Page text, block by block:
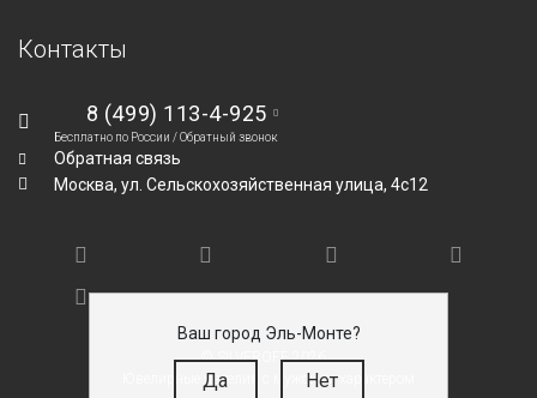
Ваш город Эль-Монте?
Да Нет
Контакты
8 (499) 113-4-925
Бесплатно по России /Обратный звонок
Обратная связь
Москва, ул. Сельскохозяйственная улица, 4с12
© SILVEROFF 2026
Ювелирные изделия с мужским характером